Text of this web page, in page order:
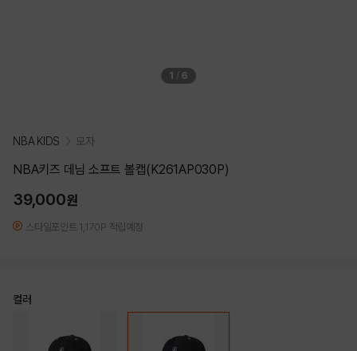
1 / 6
NBA KIDS 모자
NBA키즈 데님 소프트 볼캡(K261AP030P)
39,000원
스타일포인트 1,170P 적립예정
컬러